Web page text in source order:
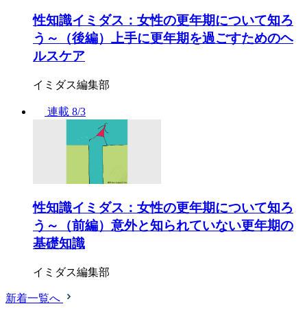
性知識イミダス：女性の更年期について知ろ
う～（後編）上手に更年期を過ごすためのヘ
ルスケア
イミダス編集部
連載 8/3
性知識イミダス：女性の更年期について知ろ
う～（前編）意外と知られていない更年期の
基礎知識
イミダス編集部
新着一覧へ